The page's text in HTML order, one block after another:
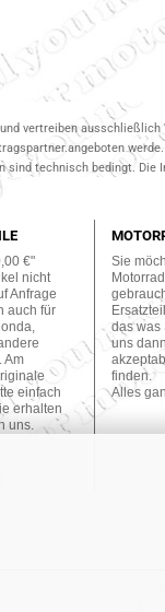
vertreiben
sind technisch bedingt.
€"
nicht
Anfrage
auch für
Am
einfach
erhalten
uns.
Sie
das was
uns
finden.
Alles